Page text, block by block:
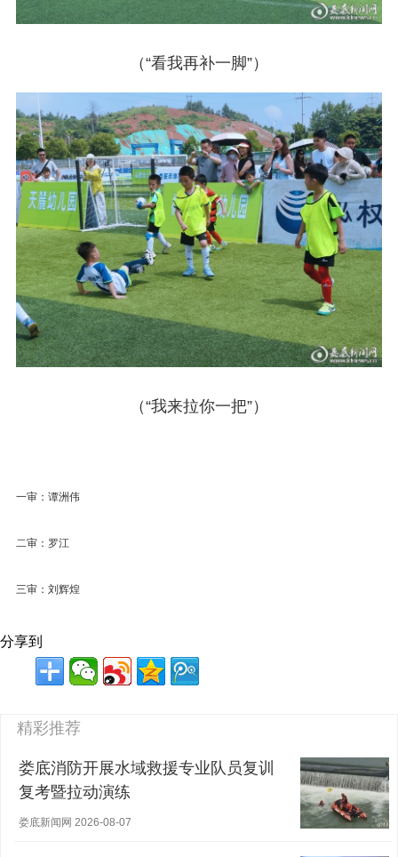
（“看我再补一脚”）
（“我来拉你一把”）
一审：谭洲伟
二审：罗江
三审：刘辉煌
分享到
精彩推荐
娄底消防开展水域救援专业队员复训
复考暨拉动演练
娄底新闻网 2026-08-07